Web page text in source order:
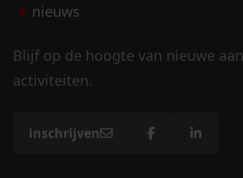
nieuws
Blijf op de hoogte van nieuwe
activiteiten.
inschrijven